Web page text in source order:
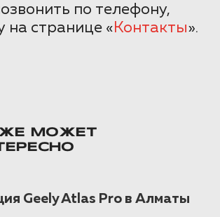
по телефону,
на странице «Контакты».
МОЖЕТ
Geely Atlas Pro в Алматы